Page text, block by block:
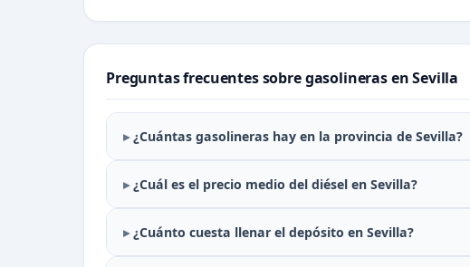
Preguntas frecuentes sobre gasolineras en Sevilla
¿Cuántas gasolineras hay en la provincia de Sevilla?
¿Cuál es el precio medio del diésel en Sevilla?
¿Cuánto cuesta llenar el depósito en Sevilla?